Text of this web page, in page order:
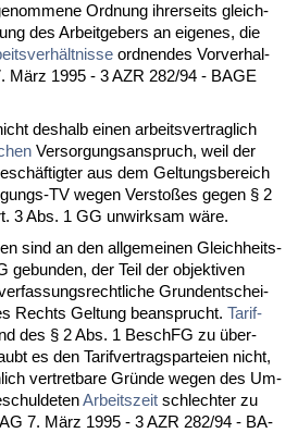
Ord­nung ih­rer­seits gleich­
des Ar­beit­ge­bers an ei­ge­nes, die
ord­nen­des Vor­ver­hal­
März 1995 - 3 AZR 282/94 - BA­GE
des­halb ei­nen ar­beits­ver­trag­lich
Ver­sor­gungs­an­spruch, weil der
aus dem Gel­tungs­be­reich
TV we­gen Ver­s­toßes ge­gen § 2
3 Abs. 1 GG un­wirk­sam wäre.
sind an den all­ge­mei­nen Gleich­heits­
ge­bun­den, der Teil der ob­jek­ti­ven
Grund­ent­schei­
Rechts Gel­tung be­an­sprucht. Ta­rif­
des § 2 Abs. 1 BeschFG zu über­
es den Ta­rif­ver­trags­par­tei­en nicht,
ver­tret­ba­re Gründe we­gen des Um­
Ar­beits­zeit schlech­ter zu
7. März 1995 - 3 AZR 282/94 - BA­